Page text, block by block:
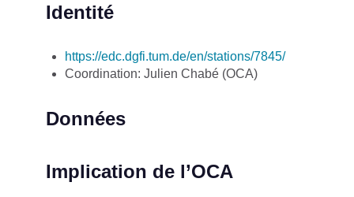
Identité
https://edc.dgfi.tum.de/en/stations/7845/
Coordination: Julien Chabé (OCA)
Données
Implication de l’OCA